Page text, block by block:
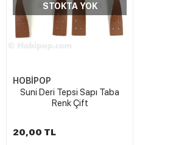
STOKTA YOK
HOBİPOP
Suni Deri Tepsi Sapı Taba
Renk Çift
20,00 TL